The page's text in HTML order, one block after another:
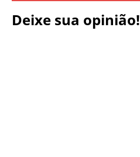
Deixe sua opinião!